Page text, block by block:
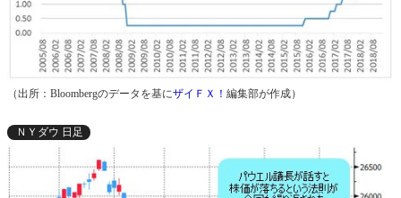
（出所：Bloombergのデータを基にザイＦＸ！ 編集部が作成）
ＮＹダウ 日足